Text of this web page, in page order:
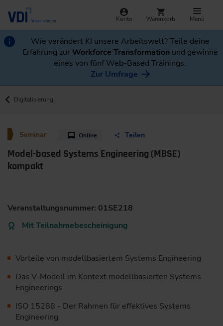
Konto Warenkorb Menü
Wie verändert KI unsere Arbeitswelt? Teile deine
Erfahrung zurWorkforce Transformation und gewinne
eines von fünf Web-Based Trainings.
Zur Umfrage
Digitalisierung
Seminar Online Teilen
Model-based Systems Engineering (MBSE)
kompakt
Veranstaltungsnummer: 01SE218
Mit Teilnahmebescheinigung
Vorteile von modellbasiertem Systems Engineering
Das V-Modell im Kontext modellbasierten Systems
Engineerings
ISO 15288 - Der Rahmen für effektives Systems
Engineering